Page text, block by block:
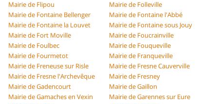
Mairie de Flipou
Mairie de Folleville
Mairie de Fontaine Bellenger
Mairie de Fontaine l'Abbé
Mairie de Fontaine la Louvet
Mairie de Fontaine sous Jouy
Mairie de Fort Moville
Mairie de Foucrainville
Mairie de Foulbec
Mairie de Fouqueville
Mairie de Fourmetot
Mairie de Franqueville
Mairie de Freneuse sur Risle
Mairie de Fresne Cauverville
Mairie de Fresne l'Archevêque
Mairie de Fresney
Mairie de Gadencourt
Mairie de Gaillon
Mairie de Gamaches en Vexin
Mairie de Garennes sur Eure